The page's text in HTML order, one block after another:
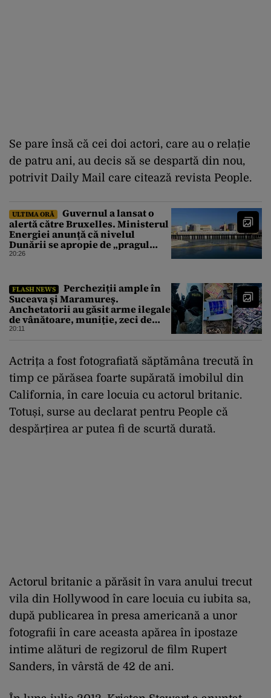
Se pare însă că cei doi actori, care au o relație
de patru ani, au decis să se despartă din nou,
potrivit Daily Mail care citează revista People.
ULTIMA ORĂ
Guvernul a lansat o
alertă către Bruxelles. Ministerul
Energiei anunță că nivelul
Dunării se apropie de „pragul
critic”, iar centrala de la
20:26
FLASH NEWS
Percheziții ample în
Suceava și Maramureș.
Anchetatorii au găsit arme ilegale
de vânătoare, muniție, zeci de
trofee de vânat și materiale
20:11
Actrița a fost fotografiată săptămâna trecută în
timp ce părăsea foarte supărată imobilul din
California, în care locuia cu actorul britanic.
Totuși, surse au declarat pentru People că
despărțirea ar putea fi de scurtă durată.
Actorul britanic a părăsit în vara anului trecut
vila din Hollywood în care locuia cu iubita sa,
după publicarea în presa americană a unor
fotografii în care aceasta apărea în ipostaze
intime alături de regizorul de film Rupert
Sanders, în vârstă de 42 de ani.